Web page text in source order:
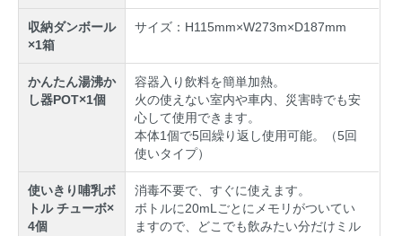
収納ダンボール
×1箱
サイズ：H115mm×W273m×D187mm
かんたん湯沸か
し器POT×1個
容器入り飲料を簡単加熱。
火の使えない室内や車内、災害時でも安
心して使用できます。
本体1個で5回繰り返し使用可能。（5回
使いタイプ）
使いきり哺乳ボ
トル チューボ×
4個
消毒不要で、すぐに使えます。
ボトルに20mLごとにメモリがついてい
ますので、どこでも飲みたい分だけミル